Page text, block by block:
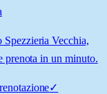
Vecchia,
prenota in un minuto.
✓